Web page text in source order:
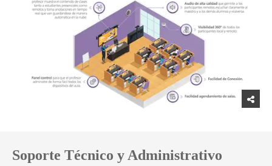
Soporte Técnico y Administrativo